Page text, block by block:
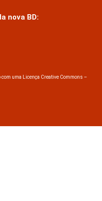
nova BD:
uma Licença Creative Commons –